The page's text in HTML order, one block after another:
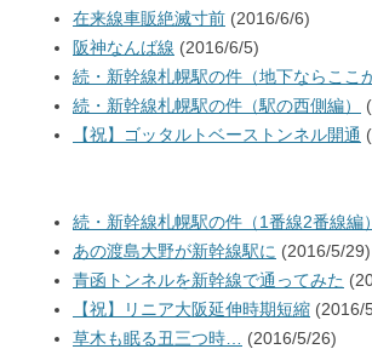
在来線車販絶滅寸前 (2016/6/6)
阪神なんば線 (2016/6/5)
続・新幹線札幌駅の件（地下ならここ
続・新幹線札幌駅の件（駅の西側編）
【祝】ゴッタルトベーストンネル開通
続・新幹線札幌駅の件（1番線2番線編）
あの渡島大野が新幹線駅に (2016/5/29)
青函トンネルを新幹線で通ってみた
【祝】リニア大阪延伸時期短縮 (2016/
草木も眠る丑三つ時…
(2016/5/26)